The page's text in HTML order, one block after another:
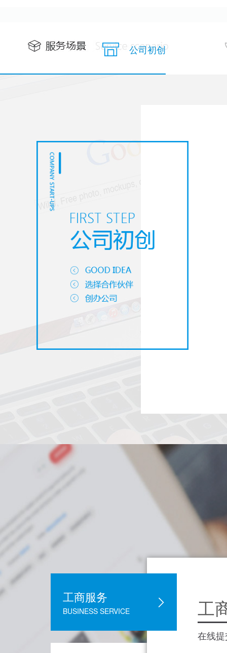
公司初创
工商服务
BUSINESS SERVICE 工
在线